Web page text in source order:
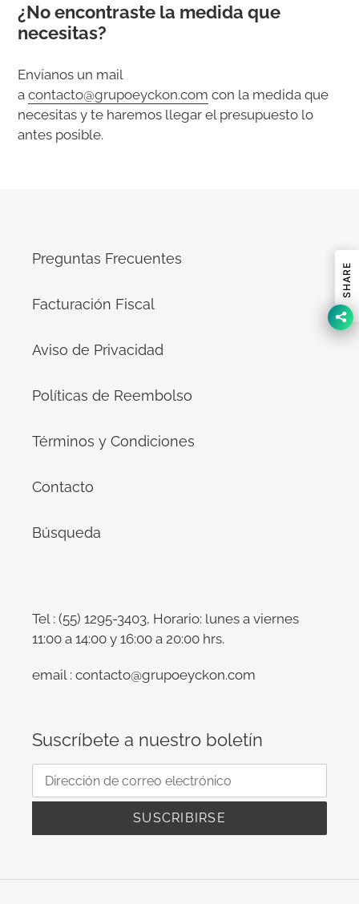
¿No encontraste la medida que
necesitas?
Envíanos un mail
a contacto@grupoeyckon.com con la medida que
necesitas y te haremos llegar el presupuesto lo
antes posible.
Preguntas Frecuentes
Facturación Fiscal
Aviso de Privacidad
Políticas de Reembolso
Términos y Condiciones
Contacto
Búsqueda
Tel : (55) 1295-3403, Horario: lunes a viernes
11:00 a 14:00 y 16:00 a 20:00 hrs.
email : contacto@grupoeyckon.com
Suscríbete a nuestro boletín
SUSCRIBIRSE
SHARE